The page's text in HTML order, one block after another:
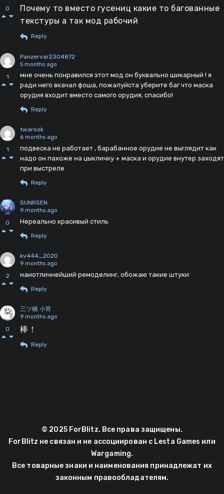
0
Почему то вместо гусениц какие то багованные
текстуры а так мод рабочий
Reply
1
Panzervar2304872
5 months ago
мне очень понравился этот мод он буквально шикарный ! я
ради него вкачал фоша, пожалуйста уберите баг что маска
орудия входит вместо самого орудия, спасибо!
Reply
1
twarook
6 months ago
подвеска не работает , барабанное орудие не выглядит как
надо он пахоже на цыкличку + маска и орудие внутер заходят
при выстреле
Reply
0
SUNRSEN
9 months ago
Нереально красивый стиль
Reply
2
kv444_2020
9 months ago
наиотличнейший ремоделинг, обожаю такие штуки
Reply
0
三ツ橋 小宵
9 months ago
棒！
Reply
© 2025 ForBlitz. Все права защищены.
ForBlitz не связан и не ассоциирован с Lesta Games или
Wargaming.
Все товарные знаки и наименования принадлежат их
законным правообладателям.